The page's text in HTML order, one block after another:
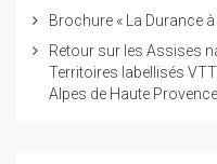
Brochure « La Durance
Retour sur les Assises
Territoires labellisés
Alpes de Haute Provence